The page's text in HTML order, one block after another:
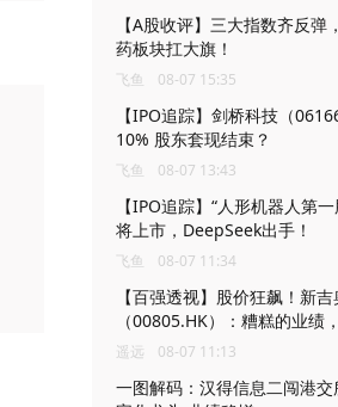
【A股收评】三大指数齐反弹
药板块扛大旗！
飞鱼 08-07 15:35
【IPO追踪】剑桥科技（
10% 股东套现结束？
飞鱼 08-07 13:43
【IPO追踪】“人形机器人第
将上市，DeepSeek出手！
飞鱼 08-07 11:34
【百强透视】股价狂飙！新
（00805.HK）：糟糕的业绩
遥远 08-07 11:13
一图解码：汉得信息二闯港